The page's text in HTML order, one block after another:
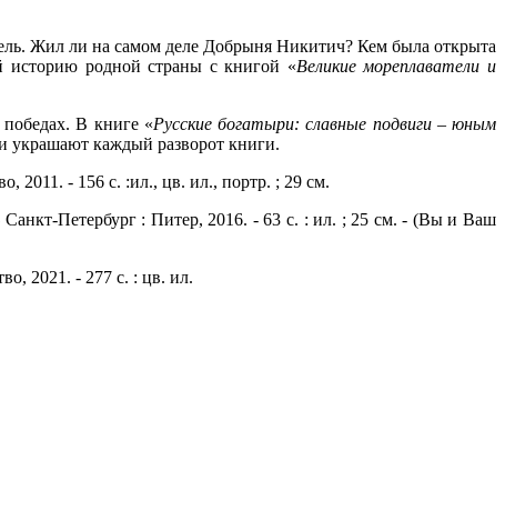
Жил ли на самом деле Добрыня Никитич? Кем была открыта
историю родной страны с книгой «Великие мореплаватели и
В книге «Русские богатыри: славные подвиги – юным
каждый разворот книги.
2011. - 156 с. :ил., цв. ил., портр. ; 29 см.
Петербург : Питер, 2016. - 63 с. : ил. ; 25 см. - (Вы и Ваш
2021. - 277 с. : цв. ил.